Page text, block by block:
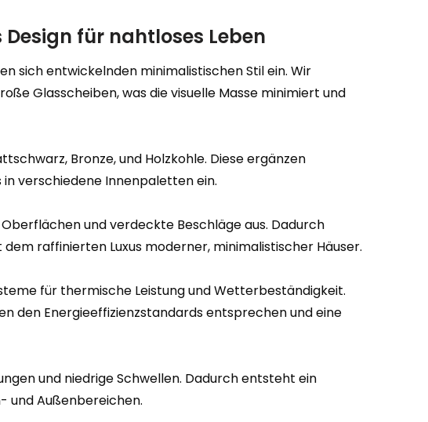
für nahtloses Leben
sich entwickelnden minimalistischen Stil ein. Wir
Glasscheiben, was die visuelle Masse minimiert und
Bronze, und Holzkohle. Diese ergänzen
verschiedene Innenpaletten ein.
und verdeckte Beschläge aus. Dadurch
raffinierten Luxus moderner, minimalistischer Häuser.
für thermische Leistung und Wetterbeständigkeit.
den Energieeffizienzstandards entsprechen und eine
und niedrige Schwellen. Dadurch entsteht ein
und Außenbereichen.